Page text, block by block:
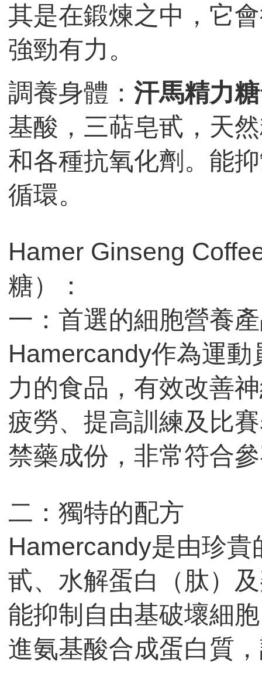
其是在鍛煉之中，它
強勁有力。
調養身體： 汗馬精力糖
基酸，三萜皂甙，天
和各種抗氧化劑。能
循環。
Hamer Ginseng
糖）：
一：首選的細胞營養
Hamercandy作為運
力的食品，有效改善
疲勞、提高訓練及比
禁藥成份，非常符合
二：獨特的配方
Hamercandy是由珍
甙、水解蛋白（肽）
能抑制自由基破壞細
進氨基酸合成蛋白質